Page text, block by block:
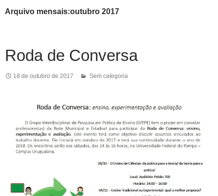
Arquivo mensais:outubro 2017
Roda de Conversa
18 de outubro de 2017 Sem categoria